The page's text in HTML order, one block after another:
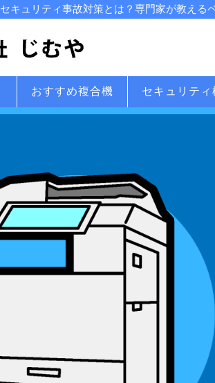
キュリティ事故対策とは？専門家が教え
おすすめ複合機 セキュリティ